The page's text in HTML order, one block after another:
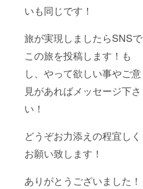
いも同じです！
旅が実現しましたらSNSで
この旅を投稿します！も
し、やって欲しい事やご意
見があればメッセージ下さ
い！
どうぞお力添えの程宜しく
お願い致します！
ありがとうございました！